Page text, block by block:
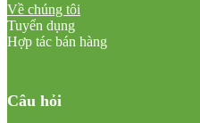
Về chúng tôi
Tuyển dụng
Hợp tác bán hàng
Câu hỏi